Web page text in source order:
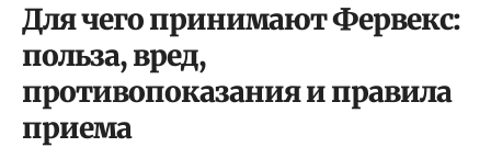
Для чего принимают Фервекс:
польза, вред,
противопоказания и правила
приема